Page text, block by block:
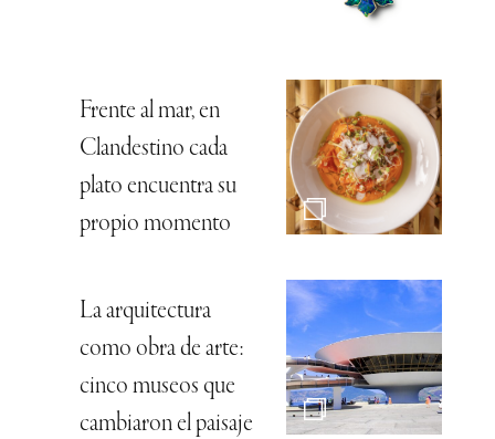
Frente al mar, en
Clandestino cada
plato encuentra su
propio momento
La arquitectura
como obra de arte:
cinco museos que
cambiaron el paisaje